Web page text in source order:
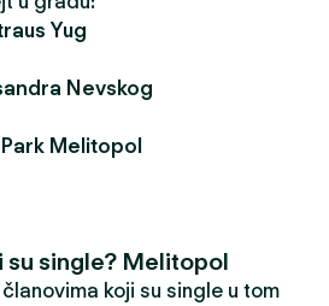
Yug
Nevskog
Melitopol
su single? Melitopol
koji su single u tom